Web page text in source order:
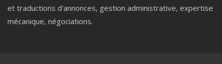
et traductions d'annonces, gestion administrative, expertise
mécanique, négociations.